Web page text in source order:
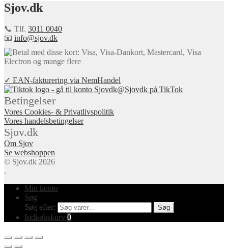
Sjov.dk
📞 Tlf. 3011 0040
📧 info@sjov.dk
✓ EAN-fakturering via NemHandel
@Sjovdk på TikTok
Betingelser
Vores Cookies- & Privatlivspolitik
Vores handelsbetingelser
Sjov.dk
Om Sjov
Se webshoppen
© Sjov.dk 2026
.
Min konto
Søg
Søg efter:
Søg
Indkøbskurv 0